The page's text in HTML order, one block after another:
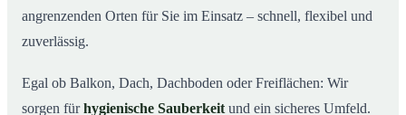
angrenzenden Orten für Sie im Einsatz – schnell, flexibel und
zuverlässig.
Egal ob Balkon, Dach, Dachboden oder Freiflächen: Wir
sorgen fürhygienische Sauberkeit und ein sicheres Umfeld.